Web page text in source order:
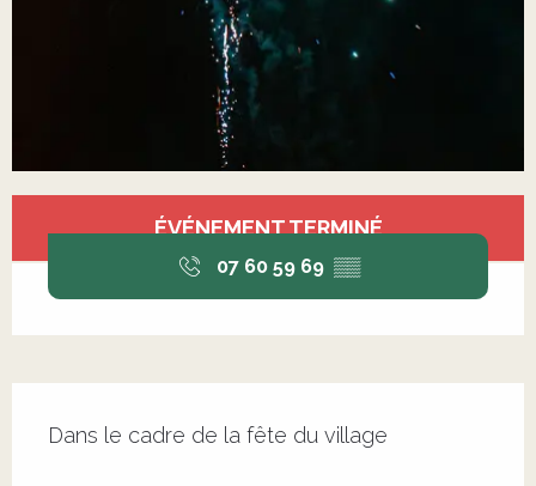
Ouverture et coordonnées
ÉVÉNEMENT TERMINÉ
07 60 59 69 ▒▒
Dans le cadre de la fête du village